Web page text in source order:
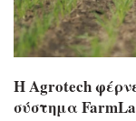
Η Αgrotech
σύστημα